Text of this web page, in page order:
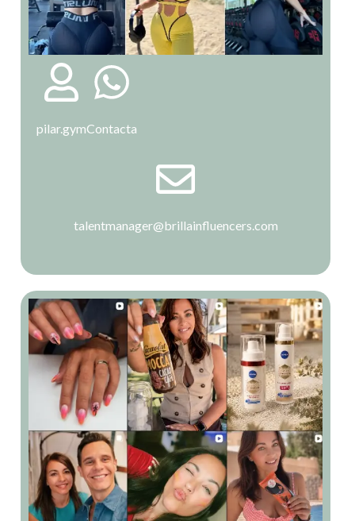
pilar.gymContacta
talentmanager@brillainfluencers.com